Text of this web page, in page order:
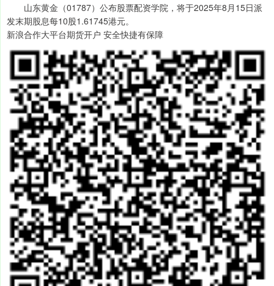
山东黄金（01787）公布股票配资学院，将于2025年8月15日派
发末期股息每10股1.61745港元。
新浪合作大平台期货开户 安全快捷有保障